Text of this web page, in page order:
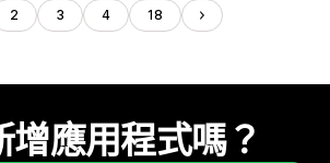
2 3 4 18
增應用程式嗎？